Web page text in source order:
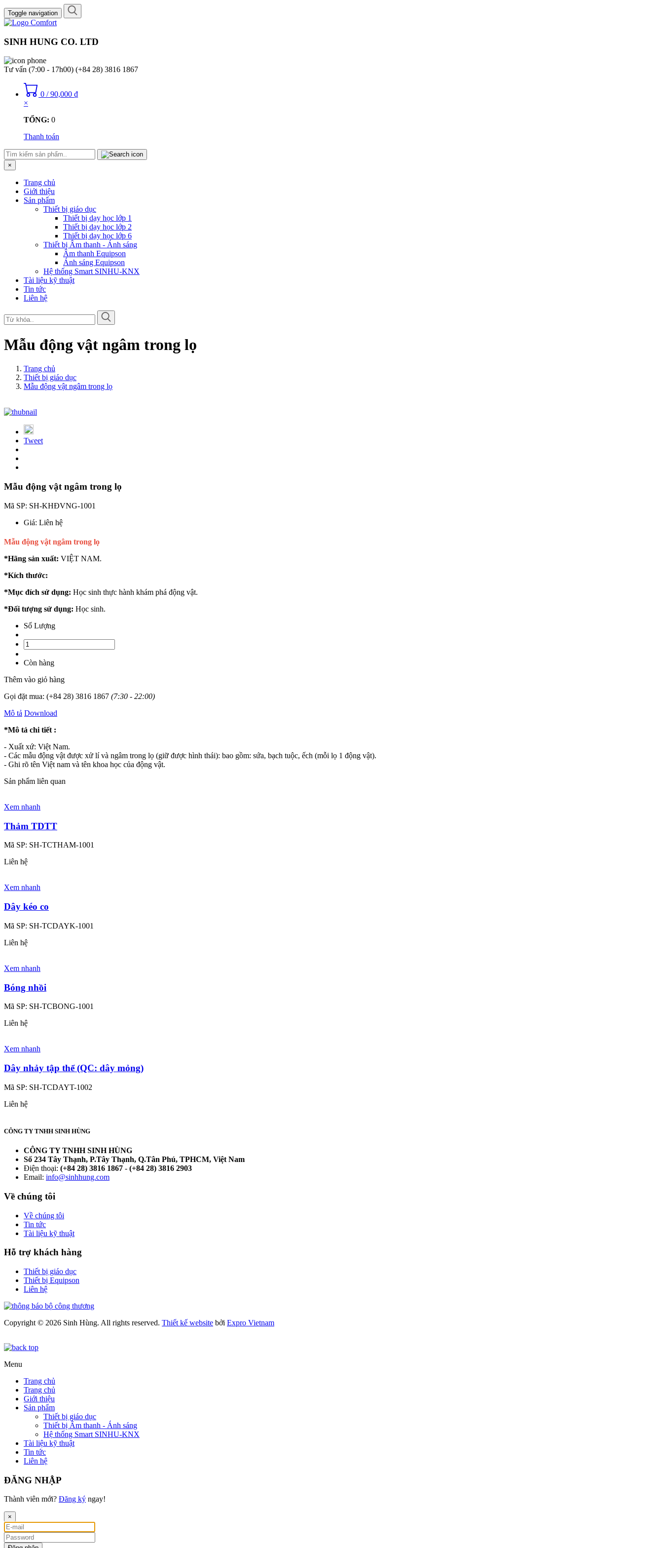
Toggle navigation
SINH HUNG CO. LTD
Tư vấn (7:00 - 17h00) (+84 28) 3816 1867
0 / 90,000 ₫
×
TỔNG: 0
Thanh toán
×
Trang chủ
Giới thiệu
Sản phẩm
Thiết bị giáo dục
Thiết bị dạy học lớp 1
Thiết bị dạy học lớp 2
Thiết bị dạy học lớp 6
Thiết bị Âm thanh - Ánh sáng
Âm thanh Equipson
Ánh sáng Equipson
Hệ thống Smart SINHU-KNX
Tài liệu kỹ thuật
Tin tức
Liên hệ
Mẫu động vật ngâm trong lọ
Trang chủ
Thiết bị giáo dục
Mẫu động vật ngâm trong lọ
Tweet
Mẫu động vật ngâm trong lọ
Mã SP: SH-KHĐVNG-1001
Giá: Liên hệ
Mẫu động vật ngâm trong lọ
*Hãng sản xuất: VIỆT NAM.
*Kích thước:
*Mục đích sử dụng: Học sinh thực hành khám phá động vật.
*Đối tượng sử dụng: Học sinh.
Số Lượng
Còn hàng
Thêm vào giỏ hàng
Gọi đặt mua: (+84 28) 3816 1867 (7:30 - 22:00)
Mô tả Download
*Mô tả chi tiết :
- Xuất xứ: Việt Nam.
- Các mẫu động vật được xử lí và ngâm trong lọ (giữ được hình thái): bao gồm: sứa, bạch tuộc, ếch (mỗi lọ 1 động vật).
- Ghi rõ tên Việt nam và tên khoa học của động vật.
Sản phẩm liên quan
Xem nhanh
Thảm TDTT
Mã SP: SH-TCTHAM-1001
Liên hệ
Xem nhanh
Dây kéo co
Mã SP: SH-TCDAYK-1001
Liên hệ
Xem nhanh
Bóng nhồi
Mã SP: SH-TCBONG-1001
Liên hệ
Xem nhanh
Dây nhảy tập thể (QC: dây mỏng)
Mã SP: SH-TCDAYT-1002
Liên hệ
CÔNG TY TNHH SINH HÙNG
CÔNG TY TNHH SINH HÙNG
Số 234 Tây Thạnh, P.Tây Thạnh, Q.Tân Phú, TPHCM, Việt Nam
Điện thoại: (+84 28) 3816 1867 - (+84 28) 3816 2903
Email: info@sinhhung.com
Về chúng tôi
Về chúng tôi
Tin tức
Tài liệu kỹ thuật
Hỗ trợ khách hàng
Thiết bị giáo dục
Thiết bị Equipson
Liên hệ
Copyright © 2026 Sinh Hùng. All rights reserved. Thiết kế website bởi Expro Vietnam
Menu
Trang chủ
Trang chủ
Giới thiệu
Sản phẩm
Thiết bị giáo dục
Thiết bị Âm thanh - Ánh sáng
Hệ thống Smart SINHU-KNX
Tài liệu kỹ thuật
Tin tức
Liên hệ
ĐĂNG NHẬP
Thành viên mới? Đăng ký ngay!
×